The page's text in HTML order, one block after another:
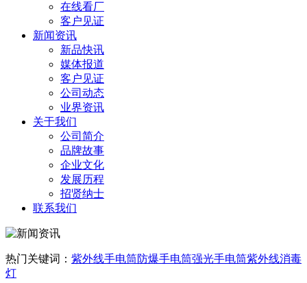
在线看厂
客户见证
新闻资讯
新品快讯
媒体报道
客户见证
公司动态
业界资讯
关于我们
公司简介
品牌故事
企业文化
发展历程
招贤纳士
联系我们
热门关键词： 紫外线手电筒防爆手电筒强光手电筒紫外线消毒
灯